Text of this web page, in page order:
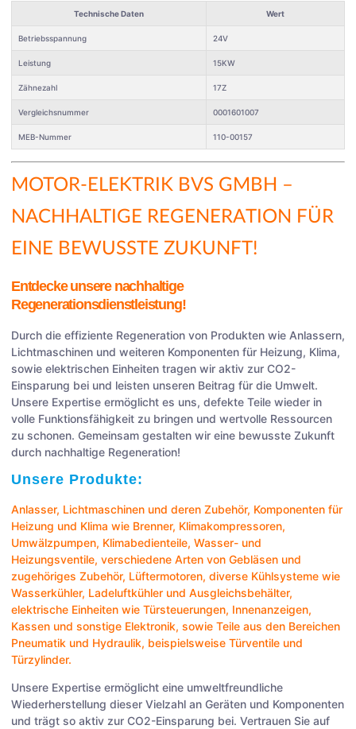
Technische Daten Wert
Betriebsspannung 24V
Leistung 15KW
Zähnezahl 17Z
Vergleichsnummer 0001601007
MEB-Nummer 110-00157
MOTOR-ELEKTRIK BVS GMBH –
NACHHALTIGE REGENERATION FÜR
EINE BEWUSSTE ZUKUNFT!
Entdecke unsere nachhaltige
Regenerationsdienstleistung!
Durch die effiziente Regeneration von Produkten wie Anlassern,
Lichtmaschinen und weiteren Komponenten für Heizung, Klima,
sowie elektrischen Einheiten tragen wir aktiv zur CO2-
Einsparung bei und leisten unseren Beitrag für die Umwelt.
Unsere Expertise ermöglicht es uns, defekte Teile wieder in
volle Funktionsfähigkeit zu bringen und wertvolle Ressourcen
zu schonen. Gemeinsam gestalten wir eine bewusste Zukunft
durch nachhaltige Regeneration!
Unsere Produkte:
Anlasser, Lichtmaschinen und deren Zubehör, Komponenten für
Heizung und Klima wie Brenner, Klimakompressoren,
Umwälzpumpen, Klimabedienteile, Wasser- und
Heizungsventile, verschiedene Arten von Gebläsen und
zugehöriges Zubehör, Lüftermotoren, diverse Kühlsysteme wie
Wasserkühler, Ladeluftkühler und Ausgleichsbehälter,
elektrische Einheiten wie Türsteuerungen, Innenanzeigen,
Kassen und sonstige Elektronik, sowie Teile aus den Bereichen
Pneumatik und Hydraulik, beispielsweise Türventile und
Türzylinder.
Unsere Expertise ermöglicht eine umweltfreundliche
Wiederherstellung dieser Vielzahl an Geräten und Komponenten
und trägt so aktiv zur CO2-Einsparung bei. Vertrauen Sie auf